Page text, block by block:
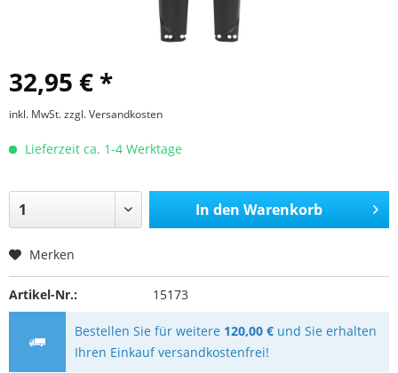
32,95 € *
inkl. MwSt.zzgl. Versandkosten
Lieferzeit ca. 1-4 Werktage
In den Warenkorb
Merken
Artikel-Nr.: 15173
Bestellen Sie für weitere 120,00 € und Sie erhalten
Ihren Einkauf versandkostenfrei!